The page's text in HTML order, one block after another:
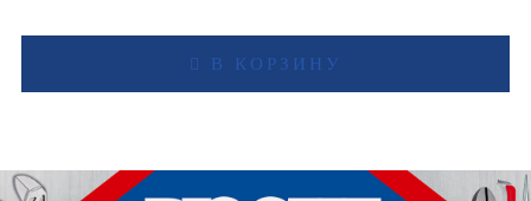
В КОРЗИНУ